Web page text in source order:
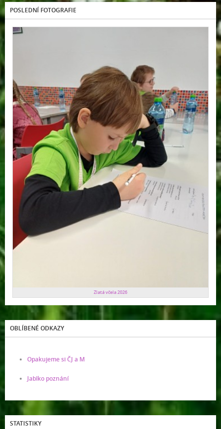
POSLEDNÍ FOTOGRAFIE
Zlatá včela 2026
OBLÍBENÉ ODKAZY
Opakujeme si ČJ a M
Jablko poznání
STATISTIKY